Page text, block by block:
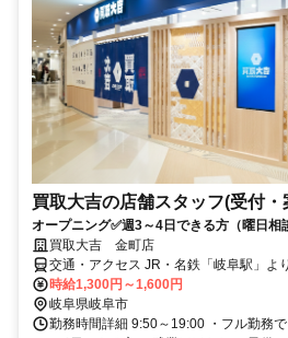
買取大吉の店舗スタッフ(受付・
オープニング✅週3～4日できる方（曜日相
買取大吉 金町店
交通・アクセス JR・名鉄「岐阜駅」よ
時給1,300円～1,600円
岐阜県岐阜市
勤務時間詳細 9:50～19:00 ・フル勤務